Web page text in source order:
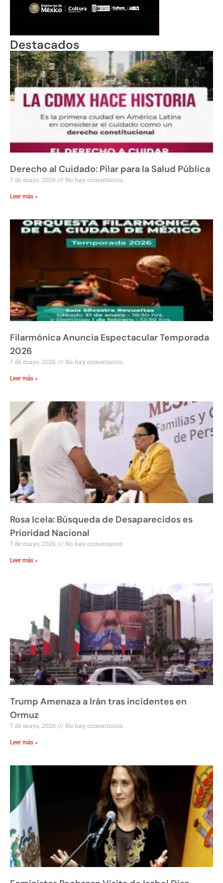
Destacados
Derecho al Cuidado: Pilar para la Salud Pública
7 de mayo, 2026 No hay comentarios
Leer más »
Filarmónica Anuncia Espectacular Temporada
2026
7 de mayo, 2026 No hay comentarios
Leer más »
Rosa Icela: Búsqueda de Desaparecidos es
Prioridad Nacional
7 de mayo, 2026 No hay comentarios
Leer más »
Trump Amenaza a Irán tras incidentes en
Ormuz
7 de mayo, 2026 No hay comentarios
Leer más »